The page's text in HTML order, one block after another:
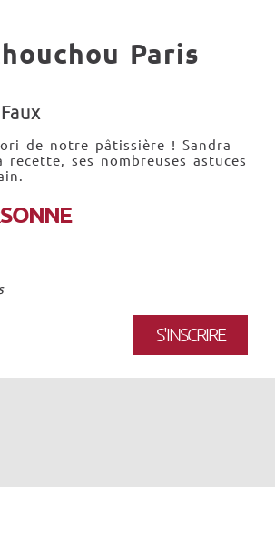
Paris
de notre pâtissière ! Sandra
recette, ses nombreuses astuces
S'INSCRIRE